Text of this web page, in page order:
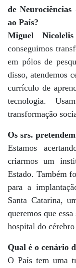
de
ao País?
Miguel
conseguimos
em pólos de
disso, atendemos
currículo de
tecnologia.
transformação
Os srs.
Estamos
criarmos um
Estado. Também
para a
Santa Catarina,
queremos que
hospital do
Qual é o cenário
O País tem uma